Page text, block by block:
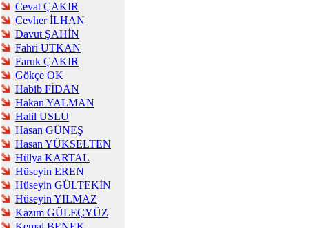
Cevat ÇAKIR
Cevher İLHAN
Davut ŞAHİN
Fahri UTKAN
Faruk ÇAKIR
Gökçe OK
Habib FİDAN
Hakan YALMAN
Halil USLU
Hasan GÜNEŞ
Hasan YÜKSELTEN
Hülya KARTAL
Hüseyin EREN
Hüseyin GÜLTEKİN
Hüseyin YILMAZ
Kazım GÜLEÇYÜZ